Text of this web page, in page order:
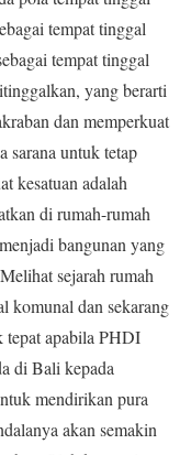
tempat tinggal
tempat tinggal
yang berarti
dan memperkuat
sarana untuk tetap
kesatuan adalah
di rumah-rumah
bangunan yang
sejarah rumah
komunal dan sekarang
tepat apabila PHDI
di Bali kepada
mendirikan pura
akan semakin